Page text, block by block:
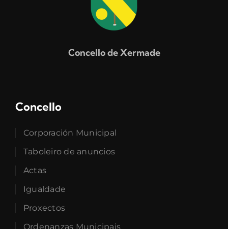
Concello de Xermade
Concello
Corporación Municipal
Taboleiro de anuncios
Actas
Igualdade
Proxectos
Ordenanzas Municipais